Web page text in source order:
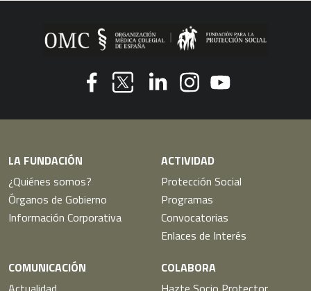
LA FUNDACIÓN
¿Quiénes somos?
Órganos de Gobierno
Información Corporativa
ACTIVIDAD
Protección Social
Programas
Convocatorias
Enlaces de Interés
COMUNICACIÓN
COLABORA